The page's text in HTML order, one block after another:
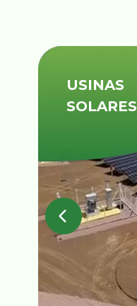
USINAS
SOLARES